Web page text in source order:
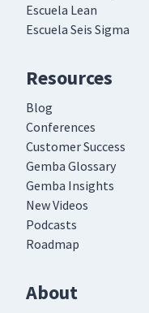
Escuela Lean
Escuela Seis Sigma
Resources
Blog
Conferences
Customer Success
Gemba Glossary
Gemba Insights
New Videos
Podcasts
Roadmap
About